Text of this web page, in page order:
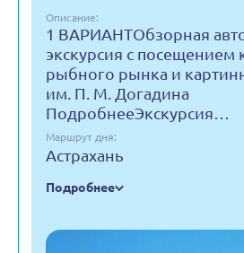
Описание:
1 ВАРИАНТОбзорная
экскурсия с посещением
рыбного рынка и
им. П. М. Догадина
ПодробнееЭкскурсия…
Маршрут дня:
Астрахань
Подробнее